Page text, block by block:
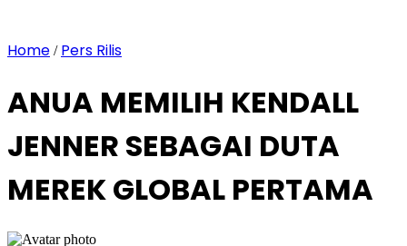
Home / Pers Rilis
ANUA MEMILIH KENDALL
JENNER SEBAGAI DUTA
MEREK GLOBAL PERTAMA